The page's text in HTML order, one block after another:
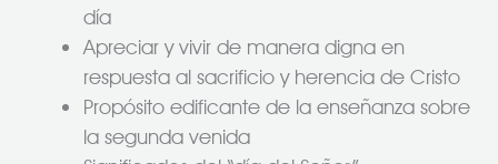
día
Apreciar y vivir de manera digna en
respuesta al sacrificio y herencia de Cristo
Propósito edificante de la enseñanza sobre
la segunda venida